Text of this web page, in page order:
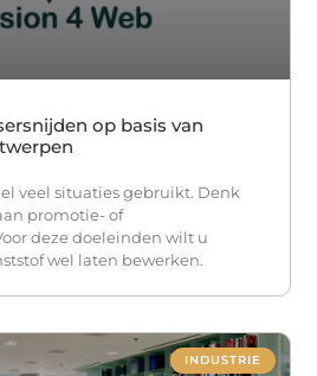
op basis van
veel situaties gebruikt. Denk
promotie- of
deze doeleinden wilt u
wel laten bewerken.
INDUSTRIE